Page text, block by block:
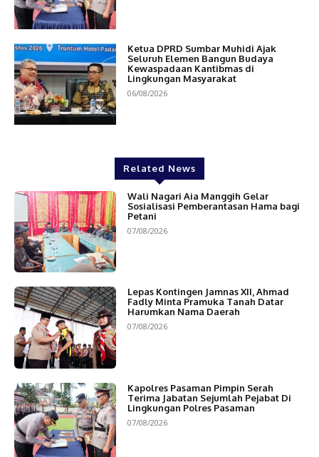
Ketua DPRD Sumbar Muhidi Ajak
Seluruh Elemen Bangun Budaya
Kewaspadaan Kantibmas di
Lingkungan Masyarakat
06/08/2026
Related News
Wali Nagari Aia Manggih Gelar
Sosialisasi Pemberantasan Hama bagi
Petani
07/08/2026
Lepas Kontingen Jamnas XII, Ahmad
Fadly Minta Pramuka Tanah Datar
Harumkan Nama Daerah
07/08/2026
Kapolres Pasaman Pimpin Serah
Terima Jabatan Sejumlah Pejabat Di
Lingkungan Polres Pasaman
07/08/2026